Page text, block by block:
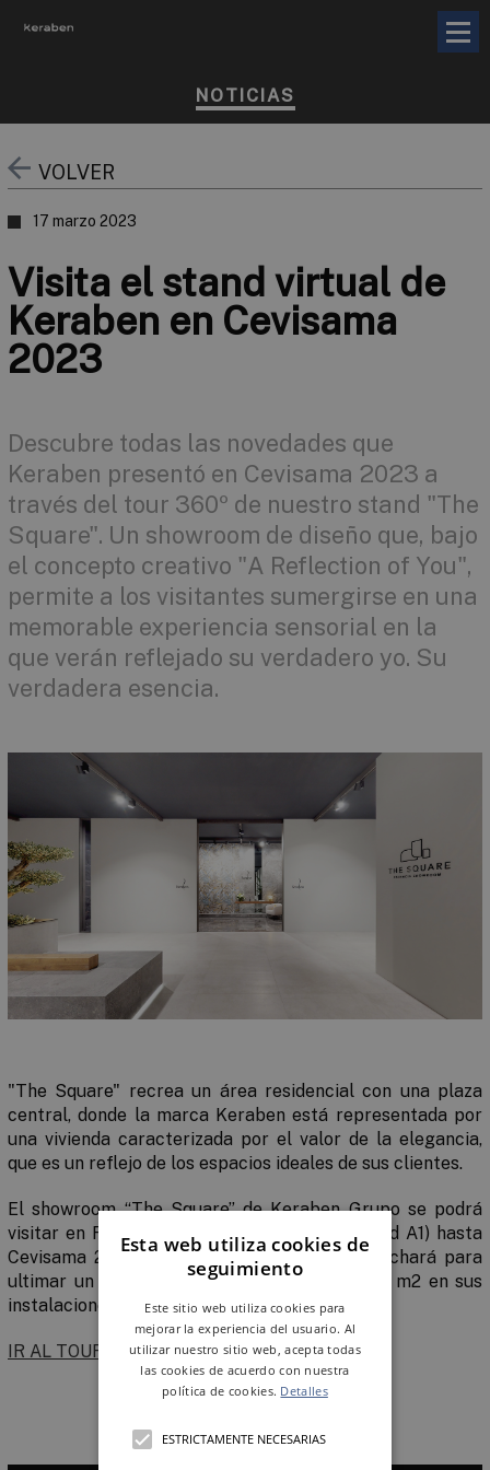
NOTICIAS
VOLVER
17 marzo 2023
Visita el stand virtual de
Keraben en Cevisama
2023
Descubre todas las novedades que
Keraben presentó en Cevisama 2023 a
través del tour 360º de nuestro stand "The
Square". Un showroom de diseño que, bajo
el concepto creativo "A Reflection of You",
permite a los visitantes sumergirse en una
memorable experiencia sensorial en la
que verán reflejado su verdadero yo. Su
verdadera esencia.
"The Square" recrea un área residencial con una plaza
central, donde la marca Keraben está representada por
una vivienda caracterizada por el valor de la elegancia,
que es un reflejo de los espacios ideales de sus clientes.
El showroom “The Square” de Keraben Grupo se podrá
visitar en Feria Valencia (Pabellón 6Bis - Stand A1) hasta
Cevisama 2024, tiempo que la firma aprovechará para
ultimar un nuevo showroom de más de 3.000 m2 en sus
instalaciones de Nules.
IR AL TOUR 360º
Esta web utiliza cookies de
seguimiento
Este sitio web utiliza cookies para
mejorar la experiencia del usuario. Al
utilizar nuestro sitio web, acepta todas
las cookies de acuerdo con nuestra
política de cookies. Detalles
ESTRICTAMENTE NECESARIAS